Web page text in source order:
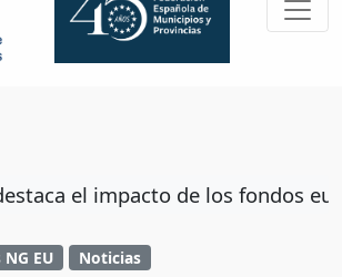
el impacto de los fondos
EU Noticias